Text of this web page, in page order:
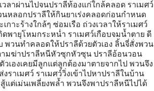
ลาผ่านไปจนปราลีท้องแก่ใกล้คลอด ราเมศว์
หลอกปราลีให้กินยาเร่งคลอดก่อนกำหนด
กาะร้างใกล้ๆ ซ่อมเรือ ถ่วงเวลาให้ราเมศว์
ดพายุโหมกระหน่ำ ราเมศว์เกือบจมน้ำตาย ดี
พวนทำคลอดให้ปราลีด้วยตัวเอง ลิ้นจี่สั่งพวน
มฆ่าปราลีหนีหัวซุกหัวซุน ปราลีอ้อนวอน
เองเคยมีลูกแต่ลูกต้องมาตายจากไป พวนจึง
ราเมศว์ ราเมศว์วิ่งเข้าไปหาปราลีในบ้าน
ต่เม่นเพลี่ยงพล้ำ พวนจึงพาปราลีหนีไปได้